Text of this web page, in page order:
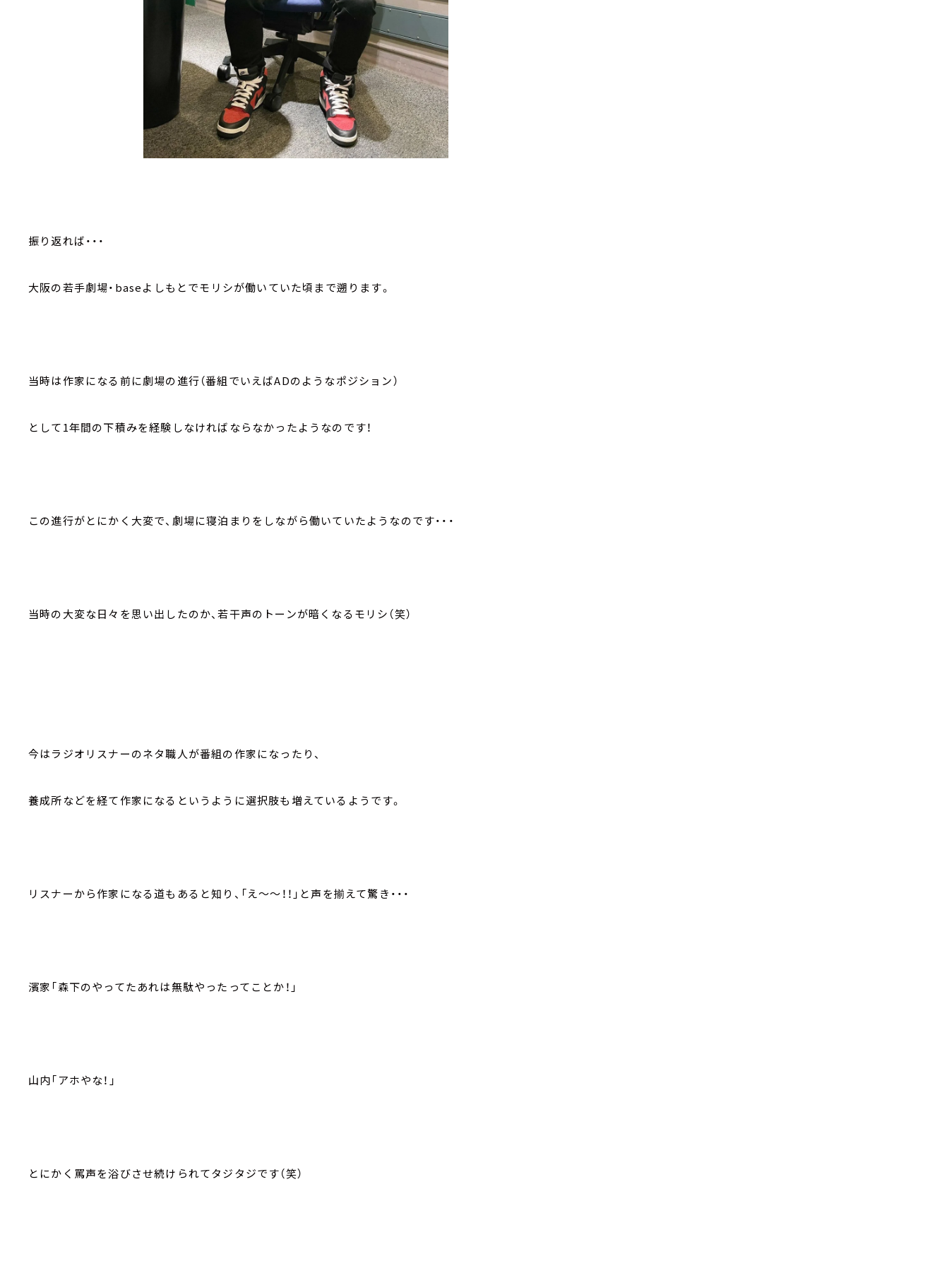
振り返れば・・・
大阪の若手劇場・baseよしもとでモリシが働いていた頃まで遡ります。
当時は作家になる前に劇場の進行（番組でいえばADのようなポジション）
として1年間の下積みを経験しなければならなかったようなのです！
この進行がとにかく大変で、劇場に寝泊まりをしながら働いていたようなのです・・・
当時の大変な日々を思い出したのか、若干声のトーンが暗くなるモリシ（笑）
今はラジオリスナーのネタ職人が番組の作家になったり、
養成所などを経て作家になるというように選択肢も増えているようです。
リスナーから作家になる道もあると知り、「え～～！！」と声を揃えて驚き・・・
濱家「森下のやってたあれは無駄やったってことか！」
山内「アホやな！」
とにかく罵声を浴びさせ続けられてタジタジです（笑）